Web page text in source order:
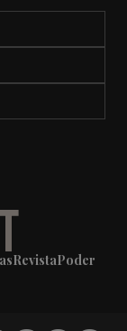
RevistaPoder